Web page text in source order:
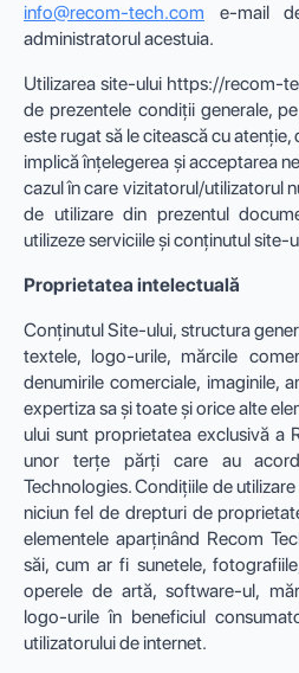
info@recom-tech.com e-mail
administratorul acestuia.
Utilizarea site-ului https://recom-
de prezentele condiții generale,
este rugat să le citească cu
implică înțelegerea și acceptarea
cazul în care vizitatorul/utilizatorul
de utilizare din prezentul
utilizeze serviciile și conținutul site-
Proprietatea intelectuală
Conținutul Site-ului, structura
textele, logo-urile, mărcile
denumirile comerciale, imaginile,
expertiza sa și toate și orice alte
ului sunt proprietatea exclusivă a
unor terțe părți care au
Technologies. Condițiile de
niciun fel de drepturi de
elementele aparținând Recom
săi, cum ar fi sunetele,
operele de artă, software-ul,
logo-urile în beneficiul
utilizatorului de internet.